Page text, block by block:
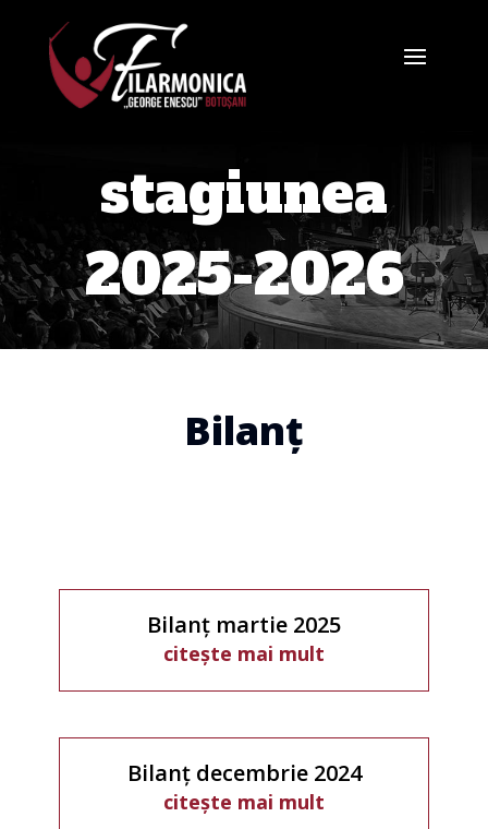
stagiunea
2025-2026
Bilanț
Bilanț martie 2025
citește mai mult
Bilanț decembrie 2024
citește mai mult